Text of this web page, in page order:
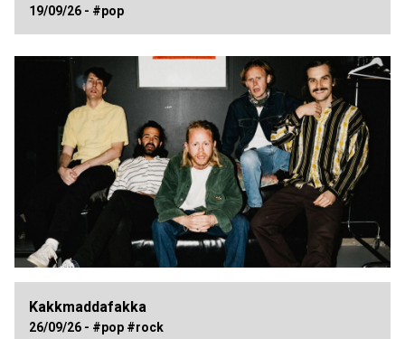
19/09/26 - #pop
Kakkmaddafakka
26/09/26 - #pop #rock